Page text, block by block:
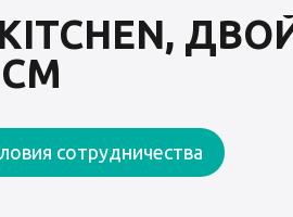
сотрудничества